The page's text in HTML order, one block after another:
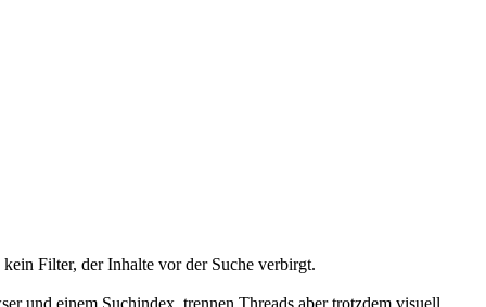
Filter, der Inhalte vor der Suche verbirgt.